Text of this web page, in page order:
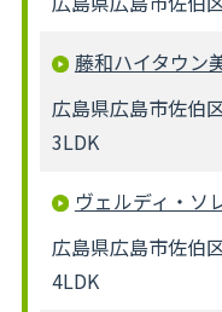
藤和ハイタウン
広島県広島市佐伯
3LDK
ヴェルディ・ソ
広島県広島市佐伯
4LDK